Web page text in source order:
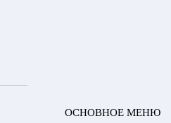
ОСНОВНОЕ МЕНЮ